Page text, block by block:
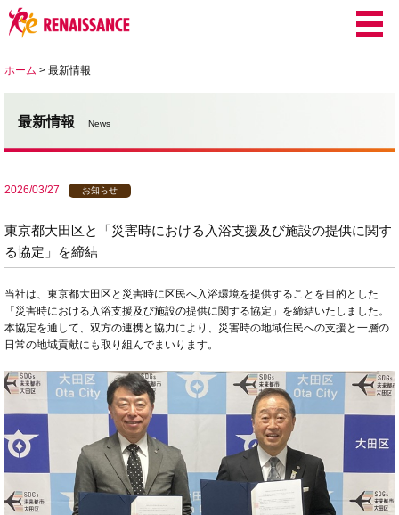
ホーム > 最新情報
最新情報 News
2026/03/27 お知らせ
東京都大田区と「災害時における入浴支援及び施設の提供に関す
る協定」を締結
当社は、東京都大田区と災害時に区民へ入浴環境を提供することを目的とした
「災害時における入浴支援及び施設の提供に関する協定」を締結いたしました。
本協定を通して、双方の連携と協力により、災害時の地域住民への支援と一層の
日常の地域貢献にも取り組んでまいります。